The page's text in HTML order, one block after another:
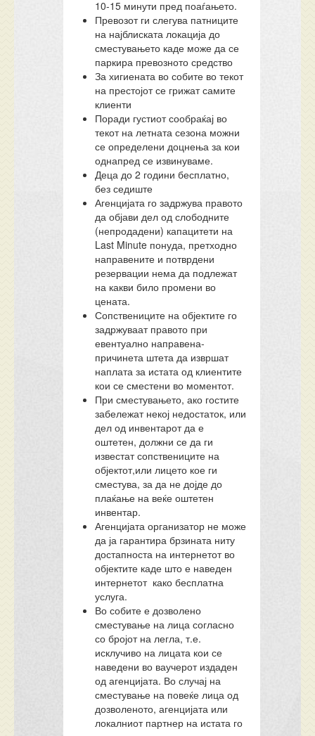
10-15 минути пред поаѓањето.
Превозот ги слегува патниците
на најблиската локација до
сместувањето каде може да се
паркира превозното средство
За хигиената во собите во текот
на престојот се грижат самите
клиенти
Поради густиот сообраќај во
текот на летната сезона можни
се определени доцнења за кои
однапред се извинуваме.
Деца до 2 години бесплатно,
без седиште
Агенцијата го задржува правото
да објави дел од слободните
(непродадени) капацитети на
Last Minute понуда, претходно
направените и потврдени
резервации нема да подлежат
на какви било промени во
цената.
Сопствениците на објектите го
задржуваат правото при
евентуално направена-
причинета штета да извршат
наплата за истата од клиентите
кои се сместени во моментот.
При сместувањето, ако гостите
забележат некој недостаток, или
дел од инвентарот да е
оштетен, должни се да ги
известат сопствениците на
објектот,или лицето кое ги
сместува, за да не дојде до
плаќање на веќе оштетен
инвентар.
Агенцијата организатор не може
да ја гарантира брзината ниту
достапноста на интернетот во
објектите каде што е наведен
интернетот како бесплатна
услуга.
Во собите е дозволено
сместување на лица согласно
со бројот на легла, т.е.
исклучиво на лицата кои се
наведени во ваучерот издаден
од агенцијата. Во случај на
сместување на повеќе лица од
дозволеното, агенцијата или
локалниот партнер на истата го